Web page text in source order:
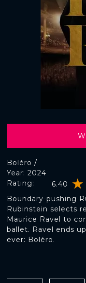
Boléro /
Rating: 6.40
Year: 2024
Boundary-pushing
Rubinstein selects
Maurice Ravel to
ballet. Ravel ends
ever: Boléro.